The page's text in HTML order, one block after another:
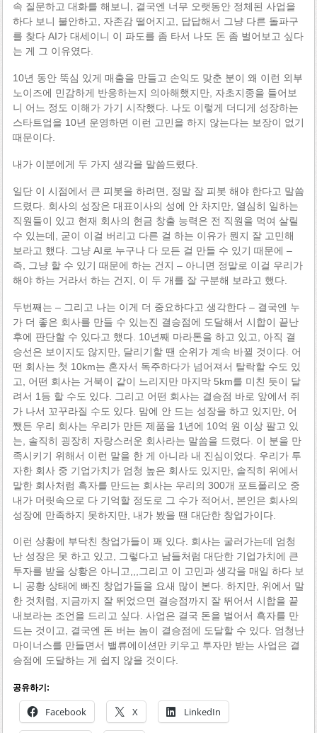
속 질문하고 대화를 해보니, 결국엔 너무 오랫동안 정체된 사업을
하다 보니 불안하고, 자존감 떨어지고, 답답해서 그냥 다른 돌파구
를 찾다 AI가 대세이니 이 파도를 좀 타서 나도 돈 좀 벌어보고 싶다
는 게 그 이유였다.
10년 동안 뚝심 있게 매출을 만들고 손익도 맞춘 분이 왜 이런 외부
노이즈에 민감하게 반응하는지 의아해했지만, 자초지종을 들어보
니 어느 정도 이해가 가기 시작했다. 나도 이렇게 더디게 성장하는
스타트업을 10년 운영하면 이런 고민을 하지 않는다는 보장이 없기
때문이다.
내가 이분에게 두 가지 생각을 말씀드렸다.
일단 이 시점에서 큰 피봇을 하려면, 정말 잘 피봇 해야 한다고 말씀
드렸다. 회사의 성장은 대표이사의 성에 안 차지만, 열심히 일하는
직원들이 있고 현재 회사의 현금 창출 능력은 전 직원을 먹여 살릴
수 있는데, 굳이 이걸 버리고 다른 걸 하는 이유가 뭔지 잘 고민해
보라고 했다. 그냥 AI로 누구나 다 모든 걸 만들 수 있기 때문에 –
즉, 그냥 할 수 있기 때문에 하는 건지 – 아니면 정말로 이걸 우리가
해야 하는 거라서 하는 건지, 이 두 개를 잘 구분해 보라고 했다.
두번째는 – 그리고 나는 이게 더 중요하다고 생각한다 – 결국엔 누
가 더 좋은 회사를 만들 수 있는진 결승점에 도달해서 시합이 끝난
후에 판단할 수 있다고 했다. 10년째 마라톤을 하고 있고, 아직 결
승선은 보이지도 않지만, 달리기할 땐 순위가 계속 바뀔 것이다. 어
떤 회사는 첫 10km는 혼자서 독주하다가 넘어져서 탈락할 수도 있
고, 어떤 회사는 거북이 같이 느리지만 마지막 5km를 미친 듯이 달
려서 1등 할 수도 있다. 그리고 어떤 회사는 결승점 바로 앞에서 쥐
가 나서 꼬꾸라질 수도 있다. 맘에 안 드는 성장을 하고 있지만, 어
쨌든 우리 회사는 우리가 만든 제품을 1년에 10억 원 이상 팔고 있
는, 솔직히 굉장히 자랑스러운 회사라는 말씀을 드렸다. 이 분을 만
족시키기 위해서 이런 말을 한 게 아니라 내 진심이었다. 우리가 투
자한 회사 중 기업가치가 엄청 높은 회사도 있지만, 솔직히 위에서
말한 회사처럼 흑자를 만드는 회사는 우리의 300개 포트폴리오 중
내가 머릿속으로 다 기억할 정도로 그 수가 적어서, 본인은 회사의
성장에 만족하지 못하지만, 내가 봤을 땐 대단한 창업가이다.
이런 상황에 부닥친 창업가들이 꽤 있다. 회사는 굴러가는데 엄청
난 성장은 못 하고 있고, 그렇다고 남들처럼 대단한 기업가치에 큰
투자를 받을 상황은 아니고,,,그리고 이 고민과 생각을 매일 하다 보
니 공황 상태에 빠진 창업가들을 요새 많이 본다. 하지만, 위에서 말
한 것처럼, 지금까지 잘 뛰었으면 결승점까지 잘 뛰어서 시합을 끝
내보라는 조언을 드리고 싶다. 사업은 결국 돈을 벌어서 흑자를 만
드는 것이고, 결국엔 돈 버는 놈이 결승점에 도달할 수 있다. 엄청난
마이너스를 만들면서 밸류에이션만 키우고 투자만 받는 사업은 결
승점에 도달하는 게 쉽지 않을 것이다.
공유하기:
Facebook X LinkedIn